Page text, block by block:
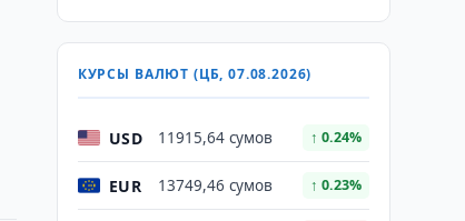
КУРСЫ ВАЛЮТ (ЦБ, 07.08.2026)
USD 11915,64 сумов ↑ 0.24%
EUR 13749,46 сумов ↑ 0.23%